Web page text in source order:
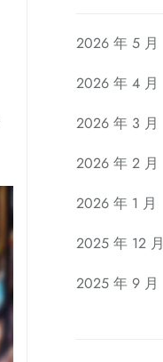
2026 年 5 月
2026 年 4 月
2026 年 3 月
2026 年 2 月
2026 年 1 月
2025 年 12 月
2025 年 9 月